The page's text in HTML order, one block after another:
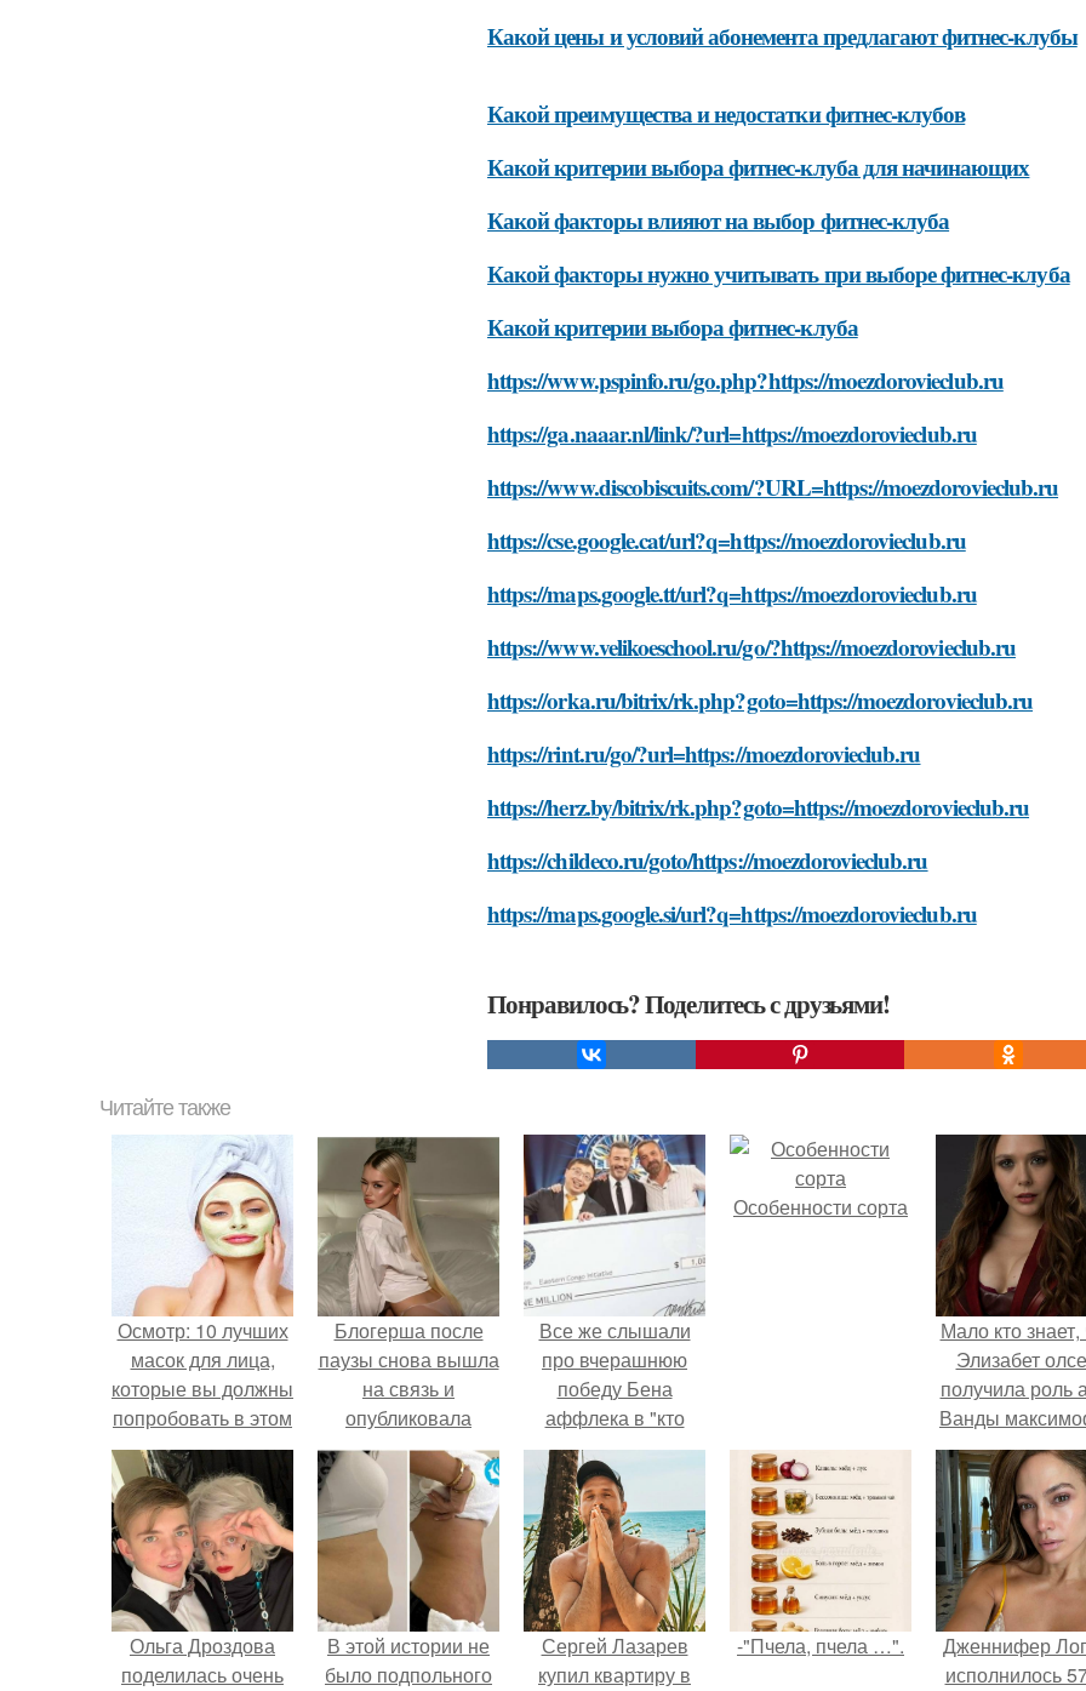
Какой цены и условий абонемента предлагают фитнес-клубы
Какой преимущества и недостатки фитнес-клубов
Какой критерии выбора фитнес-клуба для начинающих
Какой факторы влияют на выбор фитнес-клуба
Какой факторы нужно учитывать при выборе фитнес-клуба
Какой критерии выбора фитнес-клуба
https://www.pspinfo.ru/go.php?https://moezdorovieclub.ru
https://ga.naaar.nl/link/?url=https://moezdorovieclub.ru
https://www.discobiscuits.com/?URL=https://moezdorovieclub.ru
https://cse.google.cat/url?q=https://moezdorovieclub.ru
https://maps.google.tt/url?q=https://moezdorovieclub.ru
https://www.velikoeschool.ru/go/?https://moezdorovieclub.ru
https://orka.ru/bitrix/rk.php?goto=https://moezdorovieclub.ru
https://rint.ru/go/?url=https://moezdorovieclub.ru
https://herz.by/bitrix/rk.php?goto=https://moezdorovieclub.ru
https://childeco.ru/goto/https://moezdorovieclub.ru
https://maps.google.si/url?q=https://moezdorovieclub.ru
Понравилось? Поделитесь с друзьями!
Читайте также
Осмотр: 10 лучших
масок для лица,
которые вы должны
попробовать в этом
году
Блогерша после
паузы снова вышла
на связь и
опубликовала
свежую серию
кадров из спальни.
Все же слышали
про вчерашнюю
победу Бена
аффлека в "кто
хочет стать
миллионером?
Особенности сорта
Мало кто знает,
Элизабет
получила роль
Ванды
не сразу.
Ольга Дроздова
поделилась очень
В этой истории не
было подпольного
Сергей Лазарев
купил квартиру в
-"Пчела, пчела …".
Дженнифер
исполнилось